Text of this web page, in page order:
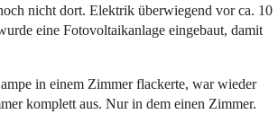
nicht dort. Elektrik überwiegend vor ca. 10
eine Fotovoltaikanlage eingebaut, damit
in einem Zimmer flackerte, war wieder
komplett aus. Nur in dem einen Zimmer.